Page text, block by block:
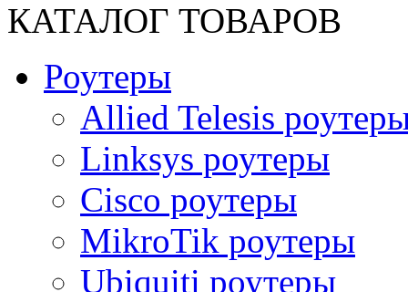
КАТАЛОГ ТОВАРОВ
Роутеры
Allied Telesis
Linksys роутеры
Cisco роутеры
MikroTik роутеры
Ubiquiti роутеры